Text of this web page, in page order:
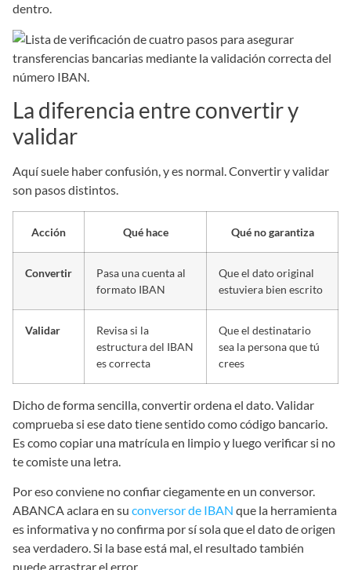
dentro.
La diferencia entre convertir y
validar
Aquí suele haber confusión, y es normal. Convertir y validar
son pasos distintos.
Acción Qué hace Qué no garantiza
Convertir
Pasa una cuenta al
formato IBAN
Que el dato original
estuviera bien escrito
Validar
Revisa si la
estructura del IBAN
es correcta
Que el destinatario
sea la persona que tú
crees
Dicho de forma sencilla, convertir ordena el dato. Validar
comprueba si ese dato tiene sentido como código bancario.
Es como copiar una matrícula en limpio y luego verificar si no
te comiste una letra.
Por eso conviene no confiar ciegamente en un conversor.
ABANCA aclara en su conversor de IBAN que la herramienta
es informativa y no confirma por sí sola que el dato de origen
sea verdadero. Si la base está mal, el resultado también
puede arrastrar el error.